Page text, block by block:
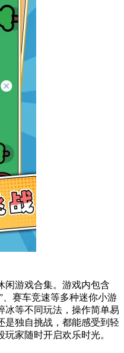
闲游戏合集。游戏内包含
、赛车竞速等多种迷你小游
冰等不同玩法，操作简单易
是独自挑战，都能感受到轻
家随时开启欢乐时光。